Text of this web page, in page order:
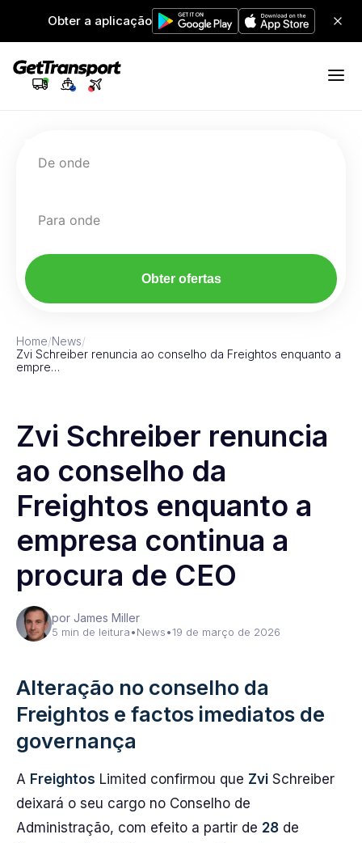
Obter a aplicação
De onde
Para onde
Obter ofertas
Home/News/
Zvi Schreiber renuncia ao conselho da Freightos enquanto a
empre…
Zvi Schreiber renuncia
ao conselho da
Freightos enquanto a
empresa continua a
procura de CEO
por James Miller
5 min de leitura•News•19 de março de 2026
Alteração no conselho da
Freightos e factos imediatos de
governança
A Freightos Limited confirmou que Zvi Schreiber
deixará o seu cargo no Conselho de
Administração, com efeito a partir de 28 de